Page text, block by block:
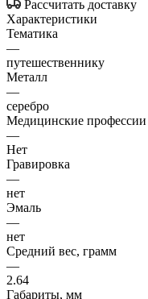
Рассчитать доставку
Характеристики
Тематика
—
путешественнику
Металл
—
серебро
Медицинские профессии
—
Нет
Гравировка
—
нет
Эмаль
—
нет
Средний вес, грамм
—
2.64
Габариты, мм